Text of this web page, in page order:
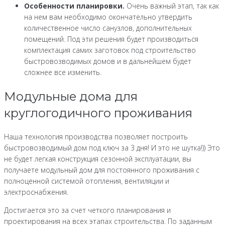
Особенности планировки. Очень важный этап, так как
на нем вам необходимо окончательно утвердить
количественное число санузлов, дополнительных
помещений. Под эти решения будет производиться
комплектация самих заготовок под строительство
быстровозводимых домов и в дальнейшем будет
сложнее все изменить.
Модульные дома для
круглогодичного проживания
Наша технология производства позволяет построить
быстровозводимый дом под ключ за 3 дня! И это не шутка!)) Это
не будет легкая конструкция сезонной эксплуатации, вы
получаете модульный дом для постоянного проживания с
полноценной системой отопления, вентиляции и
электроснабжения.
Достигается это за счет четкого планирования и
проектирования на всех этапах строительства. По заданным